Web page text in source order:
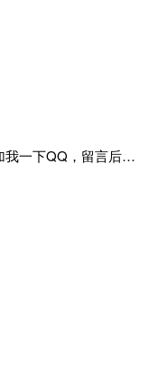
可以的，已经重置密码，可以加我一下QQ，留言后我就发密码给你。